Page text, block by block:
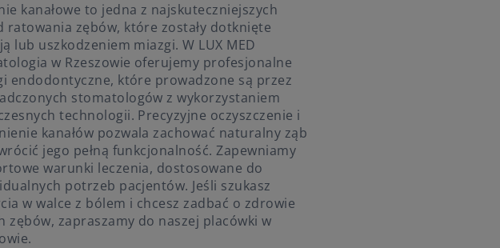
kanałowe to jedna z najskuteczniejszych
ratowania zębów, które zostały dotknięte
lub uszkodzeniem miazgi. W LUX MED
w Rzeszowie oferujemy profesjonalne
endodontyczne, które prowadzone są przez
stomatologów z wykorzystaniem
technologii. Precyzyjne oczyszczenie i
kanałów pozwala zachować naturalny ząb
jego pełną funkcjonalność. Zapewniamy
warunki leczenia, dostosowane do
potrzeb pacjentów. Jeśli szukasz
w walce z bólem i chcesz zadbać o zdrowie
zębów, zapraszamy do naszej placówki w